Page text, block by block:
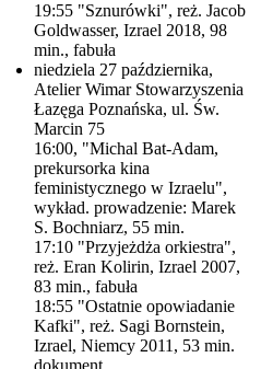
19:55 "Sznurówki", reż. Jacob
Goldwasser, Izrael 2018, 98
min., fabuła
niedziela 27 października,
Atelier Wimar Stowarzyszenia
Łazęga Poznańska, ul. Św.
Marcin 75
16:00, "Michal Bat-Adam,
prekursorka kina
feministycznego w Izraelu",
wykład. prowadzenie: Marek
S. Bochniarz, 55 min.
17:10 "Przyjeżdża orkiestra",
reż. Eran Kolirin, Izrael 2007,
83 min., fabuła
18:55 "Ostatnie opowiadanie
Kafki", reż. Sagi Bornstein,
Izrael, Niemcy 2011, 53 min.
dokument